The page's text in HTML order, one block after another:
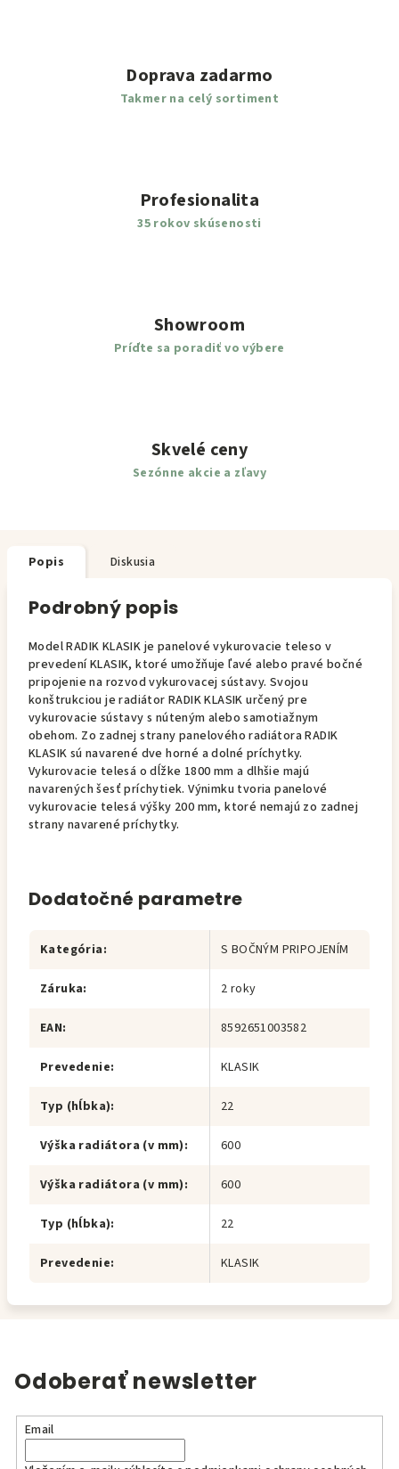
Doprava zadarmo
Takmer na celý sortiment
Profesionalita
35 rokov skúsenosti
Showroom
Príďte sa poradiť vo výbere
Skvelé ceny
Sezónne akcie a zľavy
Popis Diskusia
Podrobný popis
Model RADIK KLASIK je panelové vykurovacie teleso v
prevedení KLASIK, ktoré umožňuje ľavé alebo pravé bočné
pripojenie na rozvod vykurovacej sústavy. Svojou
konštrukciou je radiátor RADIK KLASIK určený pre
vykurovacie sústavy s núteným alebo samotiažnym
obehom. Zo zadnej strany panelového radiátora RADIK
KLASIK sú navarené dve horné a dolné príchytky.
Vykurovacie telesá o dĺžke 1800 mm a dlhšie majú
navarených šesť príchytiek. Výnimku tvoria panelové
vykurovacie telesá výšky 200 mm, ktoré nemajú zo zadnej
strany navarené príchytky.
Dodatočné parametre
Kategória: S BOČNÝM PRIPOJENÍM
Záruka: 2 roky
EAN: 8592651003582
Prevedenie: KLASIK
Typ (hĺbka): 22
Výška radiátora (v mm): 600
Výška radiátora (v mm): 600
Typ (hĺbka): 22
Prevedenie: KLASIK
Odoberať newsletter
Email